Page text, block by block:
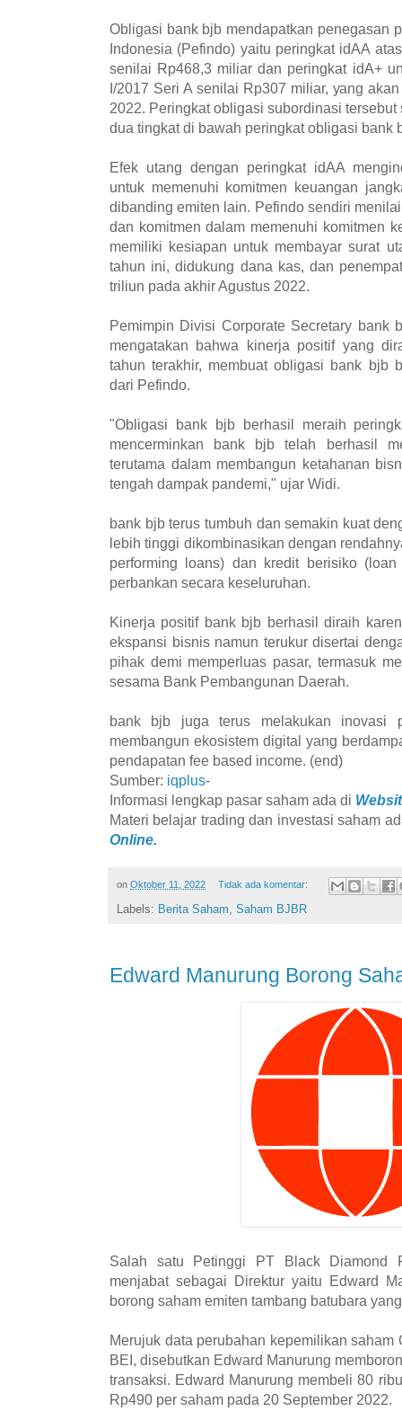
Obligasi bank bjb mendapatkan penegasan
Indonesia (Pefindo) yaitu peringkat idAA
senilai Rp468,3 miliar dan peringkat idA+
I/2017 Seri A senilai Rp307 miliar, yang
2022. Peringkat obligasi subordinasi
dua tingkat di bawah peringkat obligasi bank
Efek utang dengan peringkat idAA
untuk memenuhi komitmen keuangan
dibanding emiten lain. Pefindo sendiri
dan komitmen dalam memenuhi komitmen
memiliki kesiapan untuk membayar surat
tahun ini, didukung dana kas, dan
triliun pada akhir Agustus 2022.
Pemimpin Divisi Corporate Secretary bank
mengatakan bahwa kinerja positif yang
tahun terakhir, membuat obligasi bank bjb
dari Pefindo.
"Obligasi bank bjb berhasil meraih
mencerminkan bank bjb telah berhasil
terutama dalam membangun ketahanan
tengah dampak pandemi," ujar Widi.
bank bjb terus tumbuh dan semakin kuat
lebih tinggi dikombinasikan dengan
performing loans) dan kredit berisiko
perbankan secara keseluruhan.
Kinerja positif bank bjb berhasil diraih
ekspansi bisnis namun terukur disertai
pihak demi memperluas pasar, termasuk
sesama Bank Pembangunan Daerah.
bank bjb juga terus melakukan inovasi
membangun ekosistem digital yang
pendapatan fee based income. (end)
Sumber: iqplus-
Informasi lengkap pasar saham ada di
Materi belajar trading dan investasi saham
Online.
on Oktober 11, 2022 Tidak ada komentar:
Labels: Berita Saham Saham BJBR
Edward Manurung Borong
Salah satu Petinggi PT Black Diamond
menjabat sebagai Direktur yaitu Edward
borong saham emiten tambang batubara
Merujuk data perubahan kepemilikan saham
BEI, disebutkan Edward Manurung
transaksi. Edward Manurung membeli 80
Rp490 per saham pada 20 September 2022.